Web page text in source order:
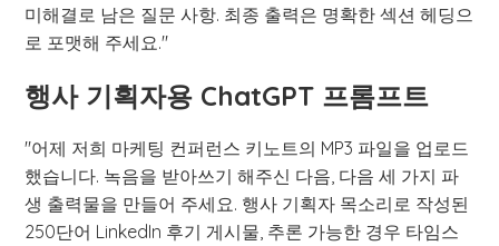
미해결로 남은 질문 사항. 최종 출력은 명확한 섹션 헤딩으
로 포맷해 주세요."
행사 기획자용 ChatGPT 프롬프트
"어제 저희 마케팅 컨퍼런스 키노트의 MP3 파일을 업로드
했습니다. 녹음을 받아쓰기 해주신 다음, 다음 세 가지 파
생 출력물을 만들어 주세요. 행사 기획자 목소리로 작성된
250단어 LinkedIn 후기 게시물, 추론 가능한 경우 타임스